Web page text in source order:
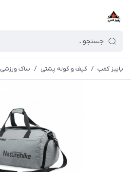
پاییز کمپ / کیف و کوله پشتی / ساک ورزشی